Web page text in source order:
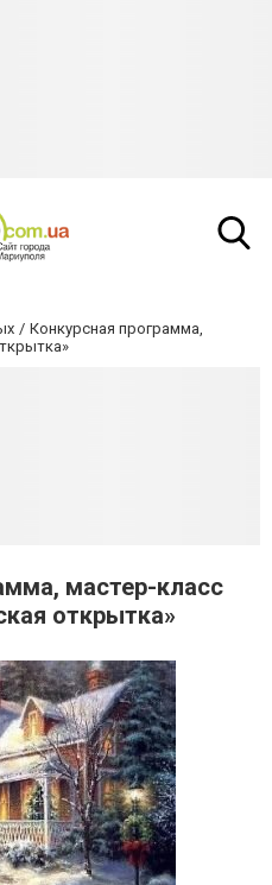
Конкурсная программа,
мастер-класс
открытка»